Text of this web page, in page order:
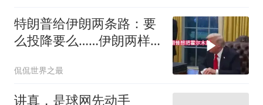
特朗普给伊朗两条路：要
么投降要么……伊朗两样
打下来了
侃侃世界之最
讲真，是球网先动手